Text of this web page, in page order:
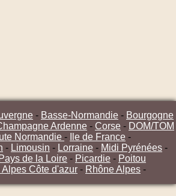
- Basse-Normandie - Bourgogne
Ardenne - Corse - DOM/TOM
Normandie - Ile de France -
- Limousin - Lorraine - Midi Pyrénées -
Pays de la Loire - Picardie - Poitou
Alpes Côte d'azur - Rhône Alpes -